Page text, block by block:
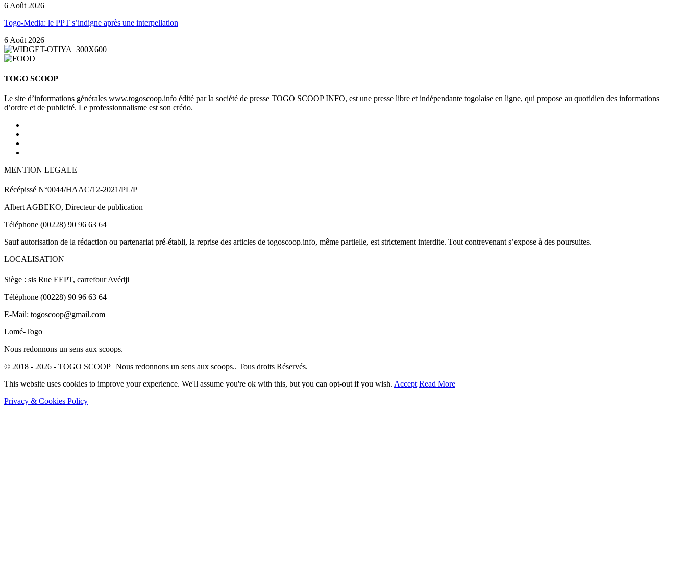
6 Août 2026
Togo-Media: le PPT s’indigne après une interpellation
6 Août 2026
TOGO SCOOP
Le site d’informations générales www.togoscoop.info édité par la société de presse TOGO SCOOP INFO, est une presse libre et indépendante togolaise en ligne, qui propose au quotidien des informations
d’ordre et de publicité. Le professionnalisme est son crédo.
MENTION LEGALE
Récépissé N°0044/HAAC/12-2021/PL/P
Albert AGBEKO, Directeur de publication
Téléphone (00228) 90 96 63 64
Sauf autorisation de la rédaction ou partenariat pré-établi, la reprise des articles de togoscoop.info, même partielle, est strictement interdite. Tout contrevenant s’expose à des poursuites.
LOCALISATION
Siège : sis Rue EEPT, carrefour Avédji
Téléphone (00228) 90 96 63 64
E-Mail: togoscoop@gmail.com
Lomé-Togo
Nous redonnons un sens aux scoops.
© 2018 - 2026 - TOGO SCOOP | Nous redonnons un sens aux scoops.. Tous droits Réservés.
This website uses cookies to improve your experience. We'll assume you're ok with this, but you can opt-out if you wish. Accept Read More
Privacy & Cookies Policy